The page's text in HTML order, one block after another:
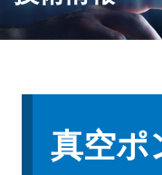
真空ポ